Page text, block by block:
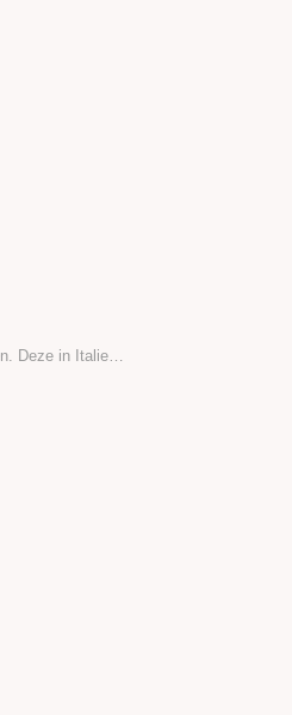
Deze in Italie…